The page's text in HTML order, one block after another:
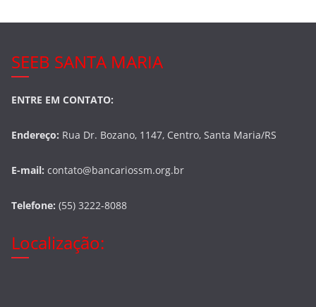
SEEB SANTA MARIA
ENTRE EM CONTATO:
Endereço: Rua Dr. Bozano, 1147, Centro, Santa Maria/RS
E-mail: contato@bancariossm.org.br
Telefone: (55) 3222-8088
Localização: